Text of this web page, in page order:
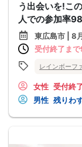
う出会いを!こ
人での参加率98
東広島市 | 8
受付終了ま
レインボーフ
女性 受付終
男性 残りわ